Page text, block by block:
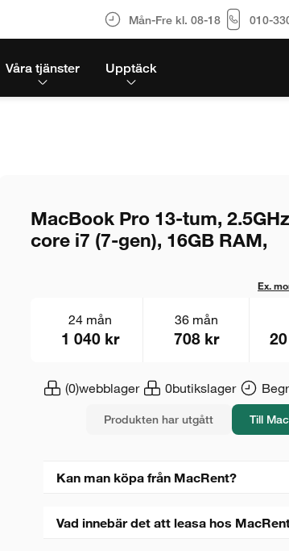
Mån-Fre kl. 08-18 010-
Våra tjänster Upptäck
MacBook Pro 13-tum,
core i7 (7-gen), 16GB RAM,
Ex.
(0)webblager 0butikslager
24 mån
1 040 kr
36 mån
708 kr
Produkten har utgått Till Mac
Kan man köpa från MacRent?
Vad innebär det att leasa hos